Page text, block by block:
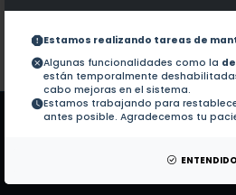
Estamos realizando tareas de
Algunas funcionalidades como la
están temporalmente
cabo mejoras en el sistema.
Estamos trabajando para
antes posible. Agradecemos tu
ENTENDIDO
Colaboraciones en Tesis:
No hay tesis de
Patentes:
No hay patentes